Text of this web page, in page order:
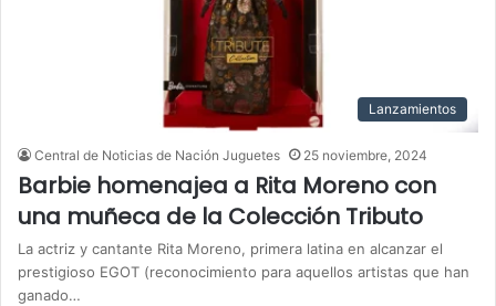
Lanzamientos
Central de Noticias de Nación Juguetes 25 noviembre, 2024
Barbie homenajea a Rita Moreno con
una muñeca de la Colección Tributo
La actriz y cantante Rita Moreno, primera latina en alcanzar el
prestigioso EGOT (reconocimiento para aquellos artistas que han
ganado…